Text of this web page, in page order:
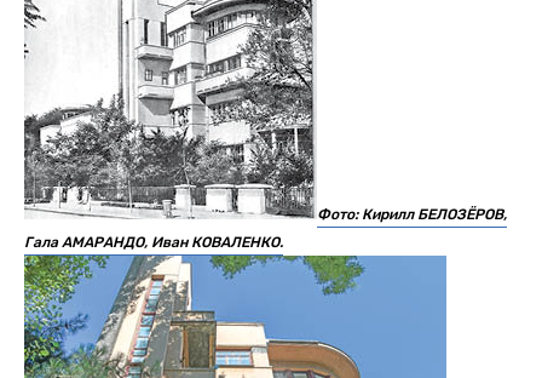
Фото: Кирилл БЕЛОЗЁРОВ,
Гала АМАРАНДО, Иван КОВАЛЕНКО.